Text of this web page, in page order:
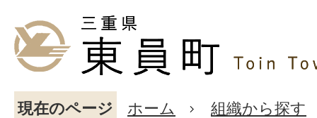
現在のページ ホーム
組織から探す